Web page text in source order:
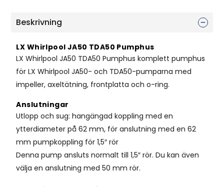
Beskrivning
LX Whirlpool JA50 TDA50 Pumphus
LX Whirlpool JA50 TDA50 Pumphus komplett pumphus
för LX Whirlpool JA50- och TDA50-pumparna med
impeller, axeltätning, frontplatta och o-ring.
Anslutningar
Utlopp och sug: hangängad koppling med en
ytterdiameter på 62 mm, för anslutning med en 62
mm pumpkoppling för 1,5″ rör
Denna pump ansluts normalt till 1,5″ rör. Du kan även
välja en anslutning med 50 mm rör.